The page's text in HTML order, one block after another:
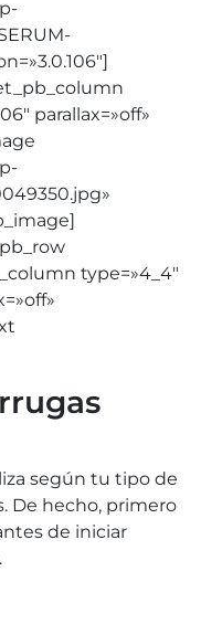
parallax=»off»
type=»4_4″
según tu tipo de
De hecho, primero
de iniciar